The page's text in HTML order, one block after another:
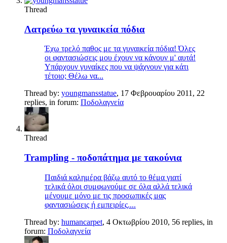
Thread
Λατρεύω τα γυναικεία πόδια
Έχω τρελό παθος με τα γυναικεία πόδια! Όλες
οι φαντασιώσεις μου έχουν να κάνουν μ' αυτά!
Υπάρχουν γυναίκες που να ψάχνουν για κάτι
τέτοιο; Θέλω να...
Thread by: youngmansstatue, 17 Φεβρουαρίου 2011 , 22
replies, in forum: Ποδολαγνεία
Thread
Trampling - ποδοπάτημα με τακούνια
Παιδιά καλημέρα βάζω αυτό το θέμα γιατί
τελικά όλοι συμφωνούμε σε όλα αλλά τελικά
μένουμε μόνο με τις προσωπικές μας
φαντασιώσεις ή εμπειρίες....
Thread by: humancarpet, 4 Οκτωβρίου 2010, 56 replies, in
forum: Ποδολαγνεία